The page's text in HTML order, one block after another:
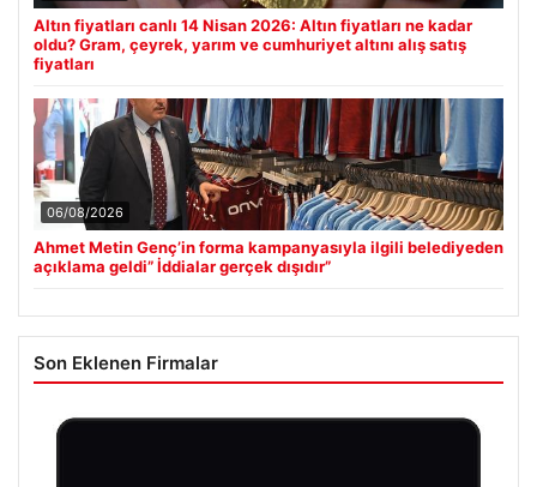
Altın fiyatları canlı 14 Nisan 2026: Altın fiyatları ne kadar
oldu? Gram, çeyrek, yarım ve cumhuriyet altını alış satış
fiyatları
06/08/2026
Ahmet Metin Genç’in forma kampanyasıyla ilgili belediyeden
açıklama geldi” İddialar gerçek dışıdır”
Son Eklenen Firmalar